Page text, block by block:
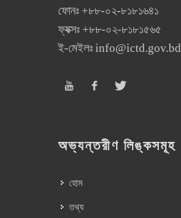
ফোনঃ +৮৮-০২-৮১৮১৬৪১
ফ্যক্সঃ +৮৮-০২-৮১৮১৫৬৫
ই-মেইলঃ info@ictd.gov.bd
অভ্যন্তরীণ লিঙ্কসমূহ
হোম
তথ্য